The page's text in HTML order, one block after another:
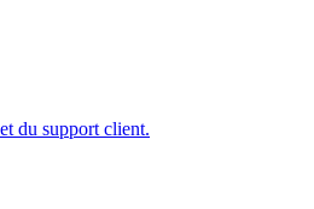
du support client.